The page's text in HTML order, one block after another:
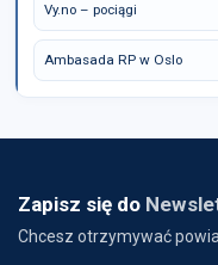
Vy.no – pociągi
Ambasada RP w Oslo
Zapisz się do
Chcesz otrzymywać